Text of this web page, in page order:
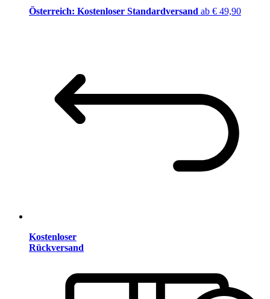
Österreich: Kostenloser Standardversand ab € 49,90
Kostenloser
Rückversand